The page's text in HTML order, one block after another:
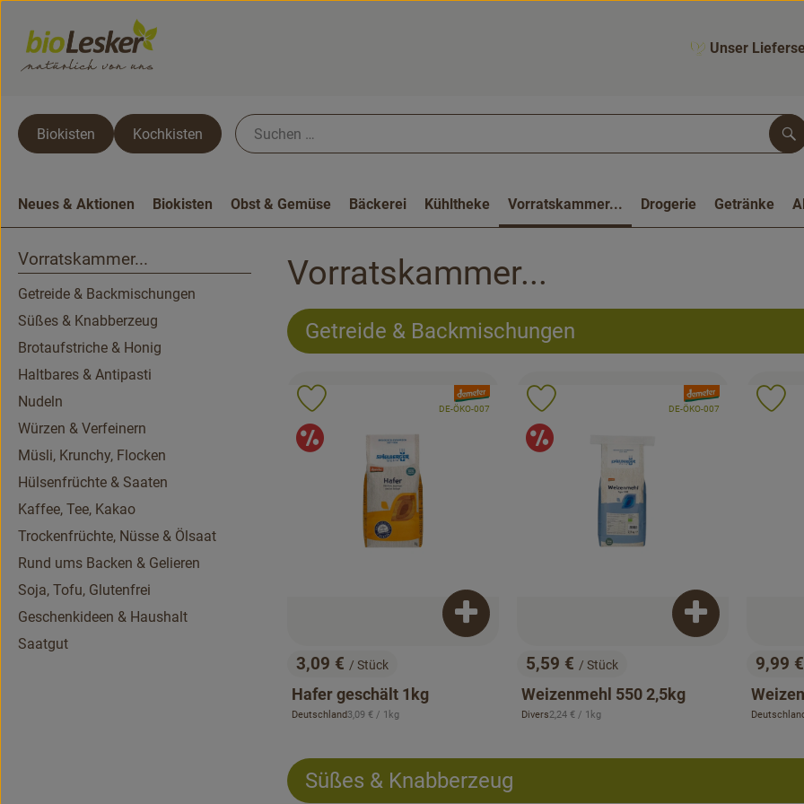
Unser
Biokisten Kochkisten
Neues & Aktionen Biokisten Obst & Gemüse Bäckerei Kühltheke Vorratskammer... Drogerie Getränke
Vorratskammer...
Getreide & Backmischungen
Süßes & Knabberzeug
Brotaufstriche & Honig
Haltbares & Antipasti
Nudeln
Würzen & Verfeinern
Müsli, Krunchy, Flocken
Hülsenfrüchte & Saaten
Kaffee, Tee, Kakao
Trockenfrüchte, Nüsse & Ölsaat
Rund ums Backen & Gelieren
Soja, Tofu, Glutenfrei
Geschenkideen & Haushalt
Saatgut
Vorratskammer...
Getreide & Backmischungen
, Preis:
3,09 € / Stück
Hafer geschält 1kg
, Herkunft:
Deutschland, Referenzpreis:
3,09 € / 1kg
Produkt zum Warenkorb hinzufügen
, Verband:
, Kontrollstelle:
DE-ÖKO-007
Angebot
Produkt zu Favouriten hinzufügen
, Preis:
5,59 € / Stück
Weizenmehl 550 2,5kg
, Herkunft:
Divers, Referenzpreis:
2,24 € / 1kg
Produkt zum
, Verband:
, Kontrollstelle:
DE-ÖKO-007
Angebot
Produkt zu Favouriten hinzufügen
, Preis:
9,99 €
, Herkunft:
Süßes & Knabberzeug